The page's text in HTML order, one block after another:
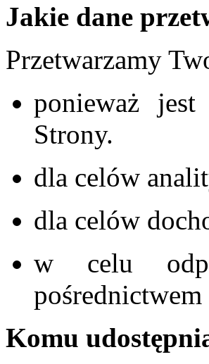
Jakie dane
Przetwarzamy
ponieważ
Strony.
dla celów
dla celów
w celu
Komu